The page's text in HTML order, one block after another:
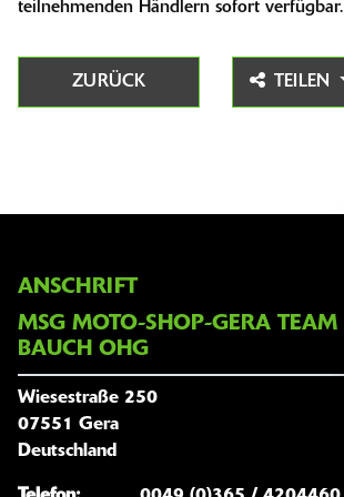
teilnehmenden Händlern sofort verfügbar.
ZURÜCK TEILEN
ANSCHRIFT
MSG MOTO-SHOP-GERA TEAM
BAUCH OHG
Wiesestraße 250
07551 Gera
Deutschland